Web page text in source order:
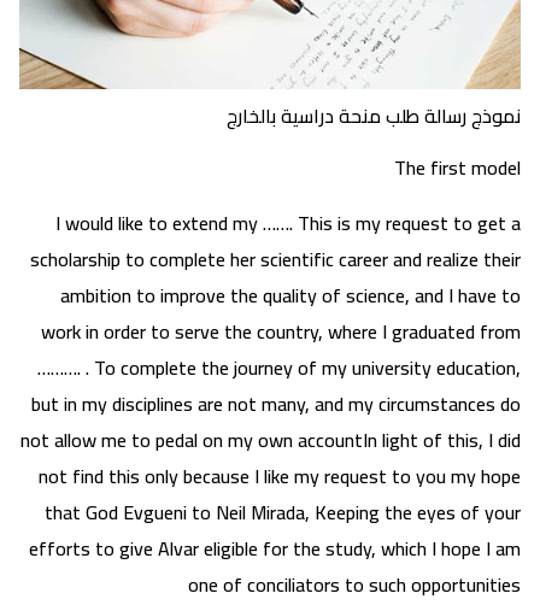
نموذج رسالة طلب منحة دراسية بالخارج
The first model
I would like to extend my ……. This is my request to get a
scholarship to complete her scientific career and realize their
ambition to improve the quality of science, and I have to
work in order to serve the country, where I graduated from
………. . To complete the journey of my university education,
but in my disciplines are not many, and my circumstances do
not allow me to pedal on my own accountIn light of this, I did
not find this only because I like my request to you my hope
that God Evgueni to Neil Mirada, Keeping the eyes of your
efforts to give Alvar eligible for the study, which I hope I am
one of conciliators to such opportunities